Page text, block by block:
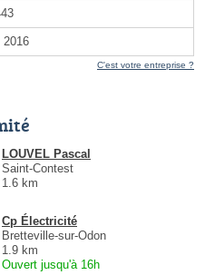
2016
C'est votre entreprise ?
LOUVEL Pascal
Saint-Contest
1.6 km
Cp Électricité
Bretteville-sur-Odon
1.9 km
Ouvert jusqu'à 16h